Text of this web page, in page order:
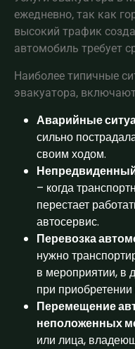
ежедневно, так как
высокий трафик
автомобиль требует
Наиболее типичные
эвакуатора,
Аварийные
сильно
своим ходом.
– когда
перестает
автосервис.
Перевозка
нужно
в мероприятии, в
при
Перемещение
неположенных
или лица,